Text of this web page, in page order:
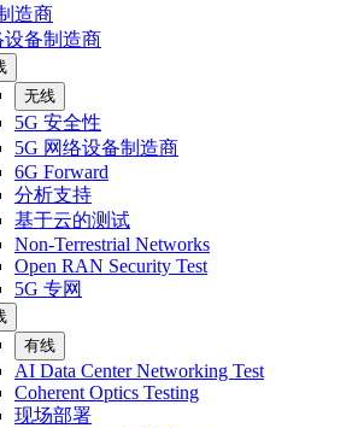
造商
设备制造商
无线
5G 安全性
5G 网络设备制造商
6G Forward
分析支持
基于云的测试
Non-Terrestrial Networks
Open RAN Security Test
5G 专网
有线
AI Data Center Networking Test
Coherent Optics Testing
现场部署